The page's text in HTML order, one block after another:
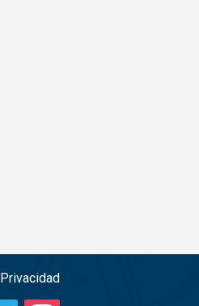
Privacidad